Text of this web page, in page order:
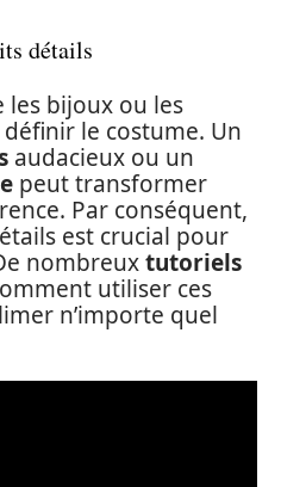
détails
les bijoux ou les
le costume. Un
audacieux ou un
peut transformer
Par conséquent,
est crucial pour
nombreuxtutoriels
utiliser ces
n’importe quel